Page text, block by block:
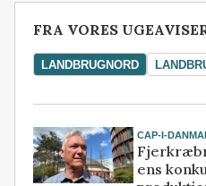
FRA VORES
LANDBRUGNORD
CAP-I-
ens